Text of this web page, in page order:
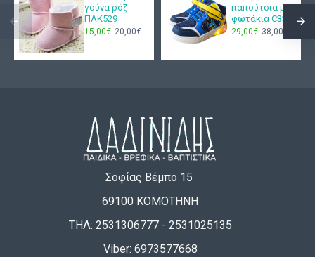
γούνα ρόζ
ΠΑΚ529
15,00€ 20,00€
παπούτσια με
φωτάκια C333
29,00€ 38,00€
Σοφίας Βέμπο 15
69100 ΚΟΜΟΤΗΝΗ
ΤΗΛ: 2531306777 - 2531025135
Viber: 6973577668